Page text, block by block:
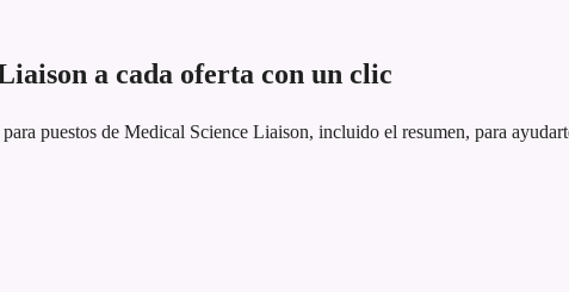
a cada oferta con un clic
puestos de Medical Science Liaison, incluido el resumen, para